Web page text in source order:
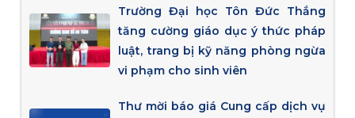
Trường Đại học Tôn Đức Thắng
tăng cường giáo dục ý thức pháp
luật, trang bị kỹ năng phòng ngừa
vi phạm cho sinh viên
Thư mời báo giá Cung cấp dịch vụ